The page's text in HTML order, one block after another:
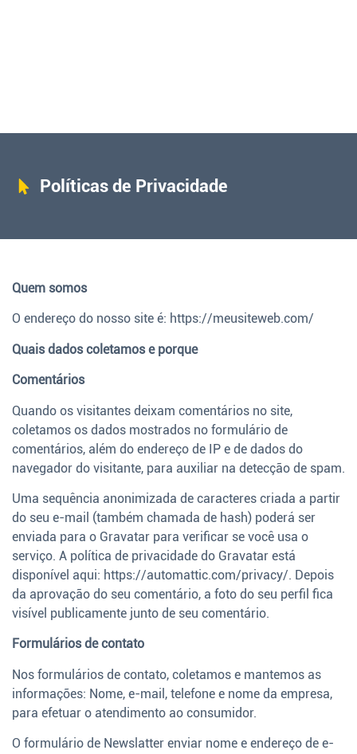
Políticas de Privacidade
Quem somos
O endereço do nosso site é: https://meusiteweb.com/
Quais dados coletamos e porque
Comentários
Quando os visitantes deixam comentários no site,
coletamos os dados mostrados no formulário de
comentários, além do endereço de IP e de dados do
navegador do visitante, para auxiliar na detecção de spam.
Uma sequência anonimizada de caracteres criada a partir
do seu e-mail (também chamada de hash) poderá ser
enviada para o Gravatar para verificar se você usa o
serviço. A política de privacidade do Gravatar está
disponível aqui: https://automattic.com/privacy/. Depois
da aprovação do seu comentário, a foto do seu perfil fica
visível publicamente junto de seu comentário.
Formulários de contato
Nos formulários de contato, coletamos e mantemos as
informações: Nome, e-mail, telefone e nome da empresa,
para efetuar o atendimento ao consumidor.
O formulário de Newslatter enviar nome e endereço de e-